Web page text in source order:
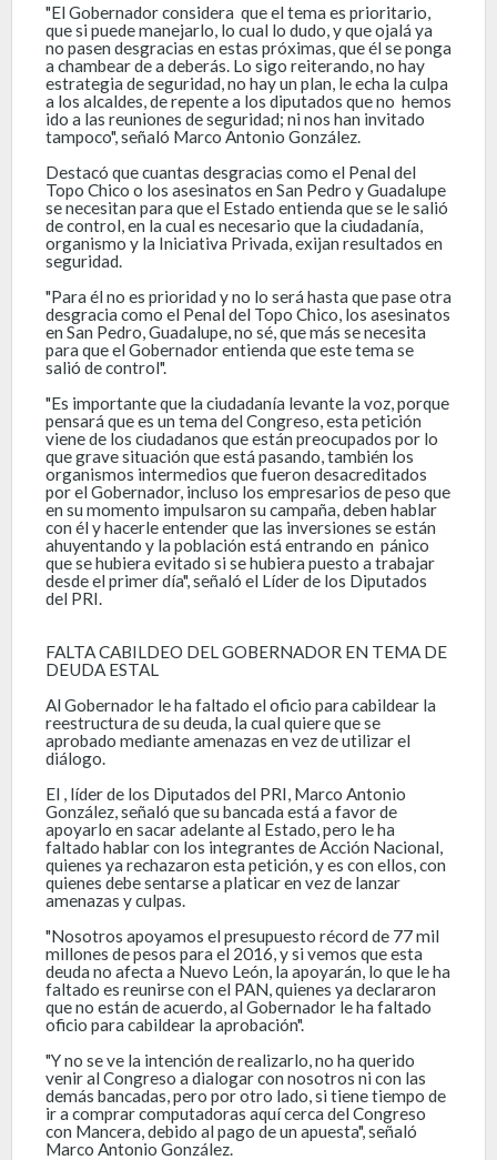
"El Gobernador considera que el tema es prioritario,
que si puede manejarlo, lo cual lo dudo, y que ojalá ya
no pasen desgracias en estas próximas, que él se ponga
a chambear de a deberás. Lo sigo reiterando, no hay
estrategia de seguridad, no hay un plan, le echa la culpa
a los alcaldes, de repente a los diputados que no hemos
ido a las reuniones de seguridad; ni nos han invitado
tampoco", señaló Marco Antonio González.
Destacó que cuantas desgracias como el Penal del
Topo Chico o los asesinatos en San Pedro y Guadalupe
se necesitan para que el Estado entienda que se le salió
de control, en la cual es necesario que la ciudadanía,
organismo y la Iniciativa Privada, exijan resultados en
seguridad.
"Para él no es prioridad y no lo será hasta que pase otra
desgracia como el Penal del Topo Chico, los asesinatos
en San Pedro, Guadalupe, no sé, que más se necesita
para que el Gobernador entienda que este tema se
salió de control".
"Es importante que la ciudadanía levante la voz, porque
pensará que es un tema del Congreso, esta petición
viene de los ciudadanos que están preocupados por lo
que grave situación que está pasando, también los
organismos intermedios que fueron desacreditados
por el Gobernador, incluso los empresarios de peso que
en su momento impulsaron su campaña, deben hablar
con él y hacerle entender que las inversiones se están
ahuyentando y la población está entrando en pánico
que se hubiera evitado si se hubiera puesto a trabajar
desde el primer día", señaló el Líder de los Diputados
del PRI.
FALTA CABILDEO DEL GOBERNADOR EN TEMA DE
DEUDA ESTAL
Al Gobernador le ha faltado el oficio para cabildear la
reestructura de su deuda, la cual quiere que se
aprobado mediante amenazas en vez de utilizar el
diálogo.
El , líder de los Diputados del PRI, Marco Antonio
González, señaló que su bancada está a favor de
apoyarlo en sacar adelante al Estado, pero le ha
faltado hablar con los integrantes de Acción Nacional,
quienes ya rechazaron esta petición, y es con ellos, con
quienes debe sentarse a platicar en vez de lanzar
amenazas y culpas.
"Nosotros apoyamos el presupuesto récord de 77 mil
millones de pesos para el 2016, y si vemos que esta
deuda no afecta a Nuevo León, la apoyarán, lo que le ha
faltado es reunirse con el PAN, quienes ya declararon
que no están de acuerdo, al Gobernador le ha faltado
oficio para cabildear la aprobación".
"Y no se ve la intención de realizarlo, no ha querido
venir al Congreso a dialogar con nosotros ni con las
demás bancadas, pero por otro lado, si tiene tiempo de
ir a comprar computadoras aquí cerca del Congreso
con Mancera, debido al pago de un apuesta", señaló
Marco Antonio González.